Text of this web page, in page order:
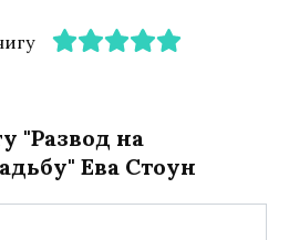
"Развод на
Ева Стоун